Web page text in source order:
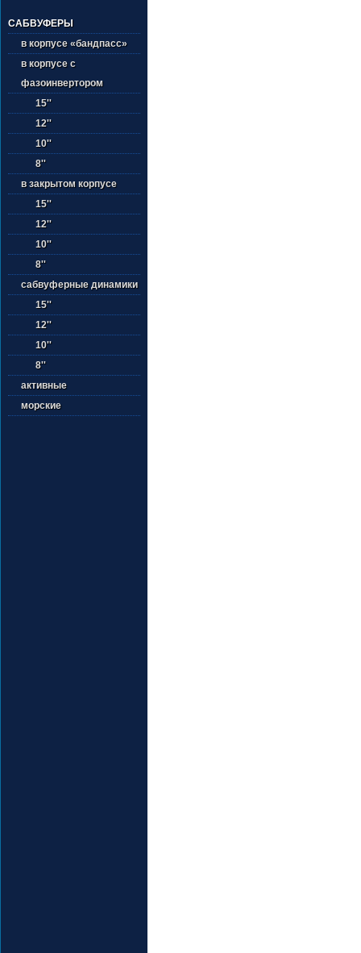
САБВУФЕРЫ
в корпусе «бандпасс»
в корпусе с
фазоинвертором
15''
12''
10''
8''
в закрытом корпусе
15''
12''
10''
8''
сабвуферные динамики
15''
12''
10''
8''
активные
морские